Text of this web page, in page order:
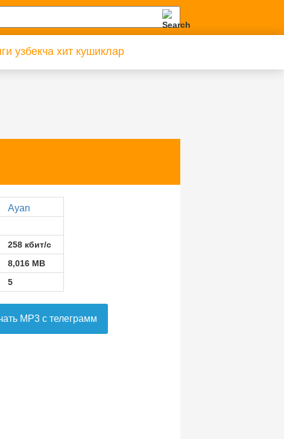
узбекча хит кушиклар
Ayan
258 кбит/с
8,016 MB
5
MP3 с телеграмм